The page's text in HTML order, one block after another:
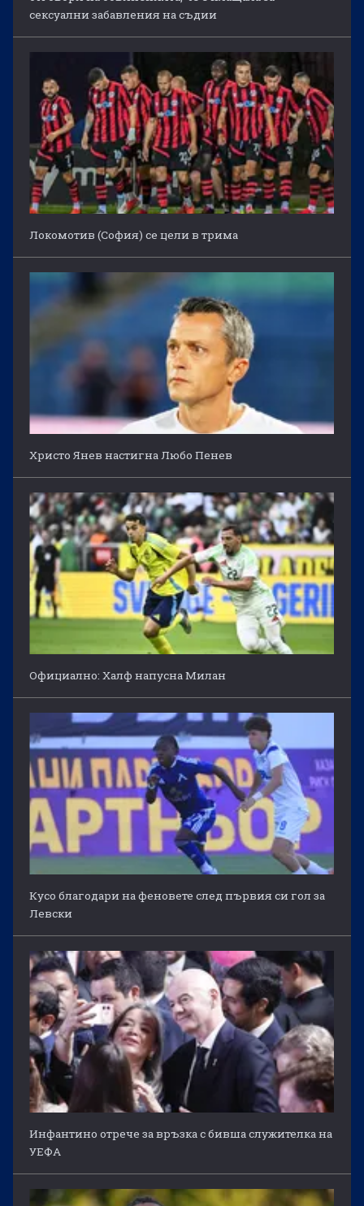
сексуални забавления на съдии
Локомотив (София) се цели в трима
Христо Янев настигна Любо Пенев
Официално: Халф напусна Милан
Кусо благодари на феновете след първия си гол за
Левски
Инфантино отрече за връзка с бивша служителка на
УЕФА